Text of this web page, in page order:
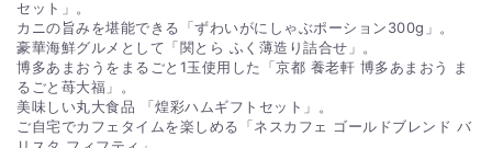
セット」。
カニの旨みを堪能できる「ずわいがにしゃぶポーション300g」。
豪華海鮮グルメとして「関とら ふく薄造り詰合せ」。
博多あまおうをまるごと1玉使用した「京都 養老軒 博多あまおう ま
るごと苺大福」。
美味しい丸大食品 「煌彩ハムギフトセット」。
ご自宅でカフェタイムを楽しめる「ネスカフェ ゴールドブレンド バ